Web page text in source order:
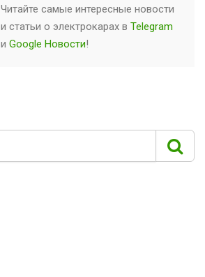
Читайте самые интересные новости
и статьи о электрокарах в Telegram
и Google Новости!